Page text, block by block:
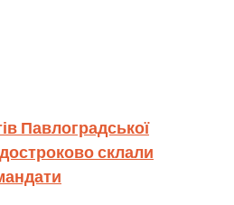
Павлоградської
склали